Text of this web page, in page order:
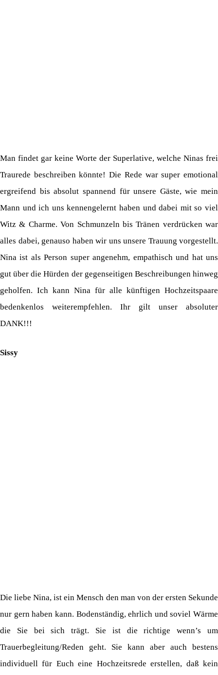
Man findet gar keine Worte der Superlative, welche Ninas frei
Traurede beschreiben könnte! Die Rede war super emotional
ergreifend bis absolut spannend für unsere Gäste, wie mein
Mann und ich uns kennengelernt haben und dabei mit so viel
Witz & Charme. Von Schmunzeln bis Tränen verdrücken war
alles dabei, genauso haben wir uns unsere Trauung vorgestellt.
Nina ist als Person super angenehm, empathisch und hat uns
gut über die Hürden der gegenseitigen Beschreibungen hinweg
geholfen. Ich kann Nina für alle künftigen Hochzeitspaare
bedenkenlos weiterempfehlen. Ihr gilt unser absoluter
DANK!!!
Sissy
Die liebe Nina, ist ein Mensch den man von der ersten Sekunde
nur gern haben kann. Bodenständig, ehrlich und soviel Wärme
die Sie bei sich trägt. Sie ist die richtige wenn’s um
Trauerbegleitung/Reden geht. Sie kann aber auch bestens
individuell für Euch eine Hochzeitsrede erstellen, daß kein